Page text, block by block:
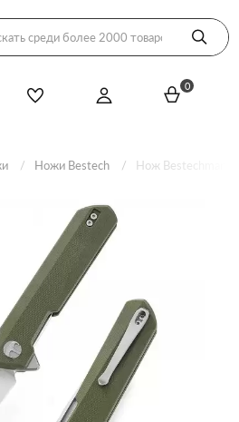
0
Ножи Bestech Нож Bestechman